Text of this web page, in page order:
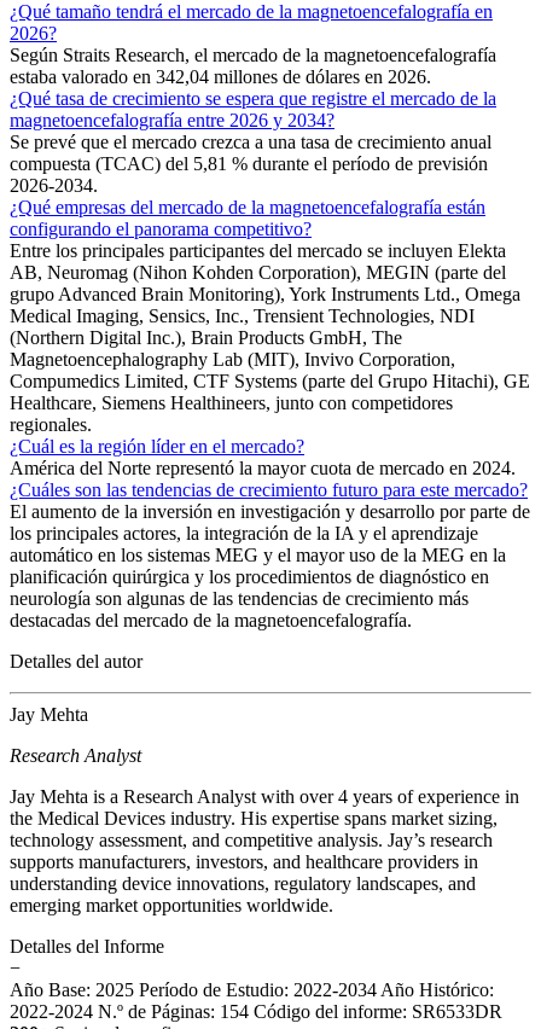
¿Qué tamaño tendrá el mercado de la magnetoencefalografía en
2026?
Según Straits Research, el mercado de la magnetoencefalografía
estaba valorado en 342,04 millones de dólares en 2026.
¿Qué tasa de crecimiento se espera que registre el mercado de la
magnetoencefalografía entre 2026 y 2034?
Se prevé que el mercado crezca a una tasa de crecimiento anual
compuesta (TCAC) del 5,81 % durante el período de previsión
2026-2034.
¿Qué empresas del mercado de la magnetoencefalografía están
configurando el panorama competitivo?
Entre los principales participantes del mercado se incluyen Elekta
AB, Neuromag (Nihon Kohden Corporation), MEGIN (parte del
grupo Advanced Brain Monitoring), York Instruments Ltd., Omega
Medical Imaging, Sensics, Inc., Trensient Technologies, NDI
(Northern Digital Inc.), Brain Products GmbH, The
Magnetoencephalography Lab (MIT), Invivo Corporation,
Compumedics Limited, CTF Systems (parte del Grupo Hitachi), GE
Healthcare, Siemens Healthineers, junto con competidores
regionales.
¿Cuál es la región líder en el mercado?
América del Norte representó la mayor cuota de mercado en 2024.
¿Cuáles son las tendencias de crecimiento futuro para este mercado?
El aumento de la inversión en investigación y desarrollo por parte de
los principales actores, la integración de la IA y el aprendizaje
automático en los sistemas MEG y el mayor uso de la MEG en la
planificación quirúrgica y los procedimientos de diagnóstico en
neurología son algunas de las tendencias de crecimiento más
destacadas del mercado de la magnetoencefalografía.
Detalles del autor
Jay Mehta
Research Analyst
Jay Mehta is a Research Analyst with over 4 years of experience in
the Medical Devices industry. His expertise spans market sizing,
technology assessment, and competitive analysis. Jay’s research
supports manufacturers, investors, and healthcare providers in
understanding device innovations, regulatory landscapes, and
emerging market opportunities worldwide.
Detalles del Informe
−
Año Base: 2025 Período de Estudio: 2022-2034 Año Histórico:
2022-2024 N.º de Páginas: 154 Código del informe: SR6533DR